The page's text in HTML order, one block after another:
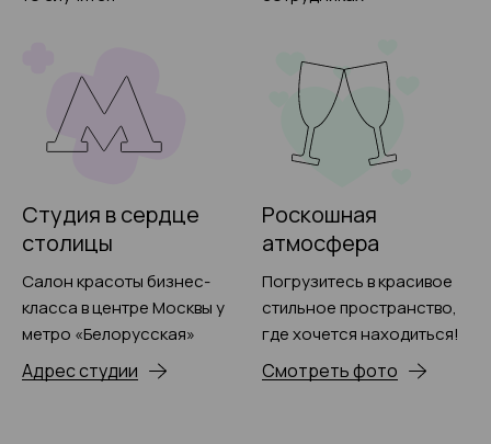
Студия в сердце
столицы
Салон красоты бизнес-
класса в центре Москвы у
метро «Белорусская»
Адрес студии
Роскошная
атмосфера
Погрузитесь в красивое
стильное пространство,
где хочется находиться!
Смотреть фото